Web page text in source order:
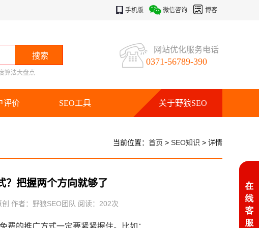
手机版 微信咨询 博客
算法大盘点
网站优化服务电话
0371-56789-390
评价 SEO工具 关于野狼SEO
当前位置： 首页 > SEO知识 > 详情
？把握两个方向就够了
作者：野狼SEO团队 阅读： 202次
费的推广方式一定要紧紧握住。比如：